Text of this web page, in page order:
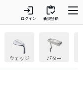
login
ログイン
inventory
新規登録
ウェッジ パター